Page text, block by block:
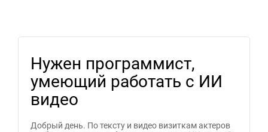
Нужен программист,
умеющий работать с ИИ
видео
Добрый день. По тексту и видео визиткам актеров